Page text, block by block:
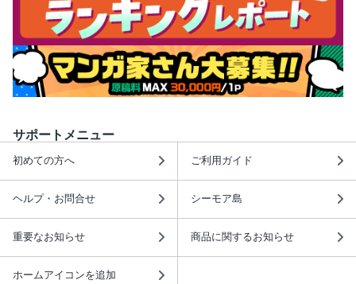
サポートメニュー
初めての方へ ご利用ガイド
ヘルプ・お問合せ シーモア島
重要なお知らせ 商品に関するお知らせ
ホームアイコンを追加